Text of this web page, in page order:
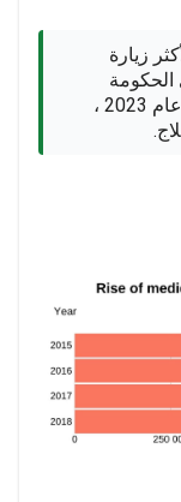
زيارة
الحكومة
خطة للتوقف عند هذا الحد. بحلول نهاية عام 2023 ،